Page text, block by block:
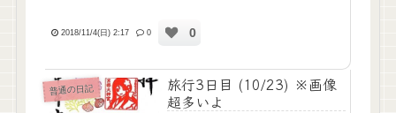
る人」との準夜だったので警戒し
着...
2018/11/4(日) 2:17 0 0
普通の日記
旅行3日目 (10/23) ※画像
超多いよ